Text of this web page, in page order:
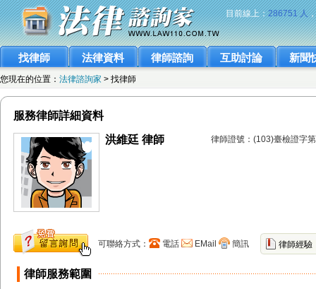
目前線上：286751 人
找律師 法律資料 律師諮詢 互助討論 新聞
您現在的位置： 法律諮詢家 > 找律師
服務律師詳細資料
洪維廷 律師
律師證號：(103)臺檢證字
律師經驗
可聯絡方式： 電話 EMail 簡訊
律師服務範圍